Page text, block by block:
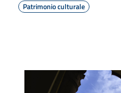
Patrimonio culturale